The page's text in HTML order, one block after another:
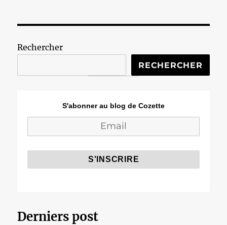
Rechercher
RECHERCHER
S'abonner au blog de Cozette
Derniers post